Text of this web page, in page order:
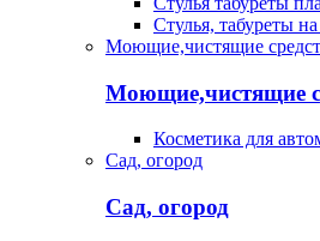
Стулья, табуреты
Моющие,чистящие
Моющие,чистящие
Косметика для
Сад, огород
Сад, огород